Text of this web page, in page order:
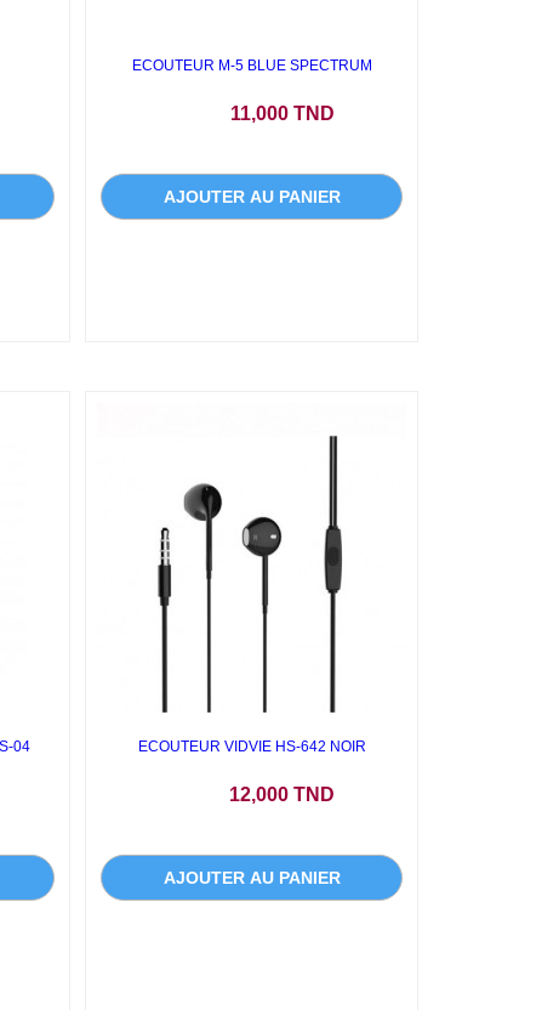
ECOUTEUR M-5 BLUE SPECTRUM
11,000 TND
AJOUTER AU PANIER
04 ECOUTEUR VIDVIE HS-642 NOIR
12,000 TND
AJOUTER AU PANIER